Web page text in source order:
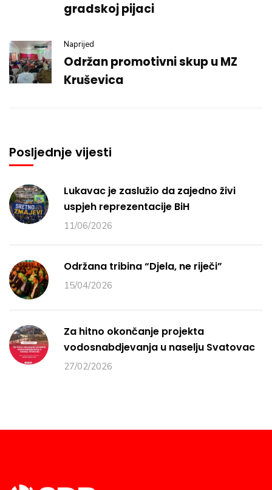
gradskoj pijaci
Naprijed
Održan promotivni skup u MZ
Kruševica
Posljednje vijesti
Lukavac je zaslužio da zajedno živi
uspjeh reprezentacije BiH
11/06/2026
Održana tribina “Djela, ne riječi”
15/04/2026
Za hitno okončanje projekta
vodosnabdjevanja u naselju Svatovac
27/02/2026